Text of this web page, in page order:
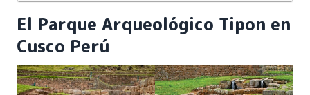
El Parque Arqueológico Tipon en
Cusco Perú